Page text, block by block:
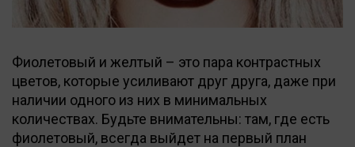
Фиолетовый и желтый – это пара контрастных
цветов, которые усиливают друг друга, даже при
наличии одного из них в минимальных
количествах. Будьте внимательны: там, где есть
фиолетовый, всегда выйдет на первый план